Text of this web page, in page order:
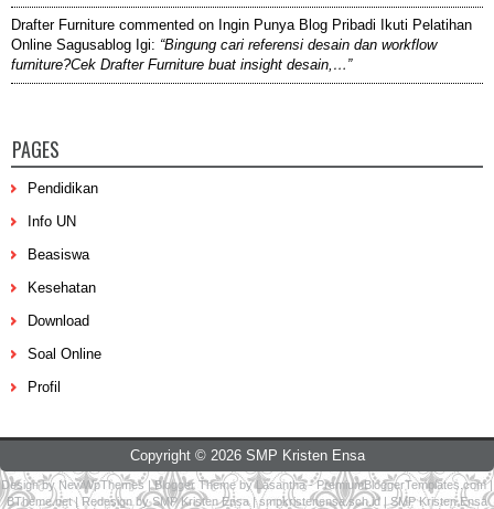
Drafter Furniture commented on Ingin Punya Blog Pribadi Ikuti Pelatihan
Online Sagusablog Igi: “Bingung cari referensi desain dan workflow
furniture?Cek Drafter Furniture buat insight desain,…”
PAGES
Pendidikan
Info UN
Beasiswa
Kesehatan
Download
Soal Online
Profil
Copyright © 2026 SMP Kristen Ensa
Design by NewWpThemes| Blogger Theme byLasantha-PremiumBloggerTemplates.com|
BTheme.net| Redesign bySMP Kristen Ensa|smpkristenensa.sch.id |SMP Kristen Ensa